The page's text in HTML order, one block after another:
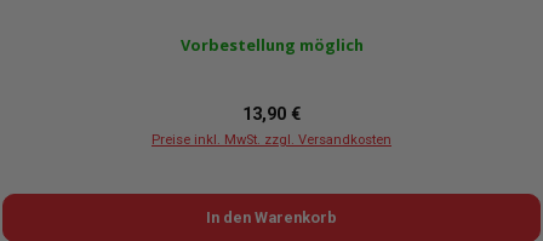
Vorbestellung möglich
Regulärer Preis:
13,90 €
Preise inkl. MwSt. zzgl. Versandkosten
In den Warenkorb